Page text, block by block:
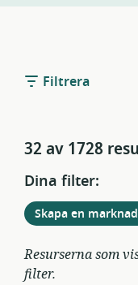
Filtrera
32 av 1728
Dina filter:
Ta
bort
Skapa en
Resurserna som
filter.